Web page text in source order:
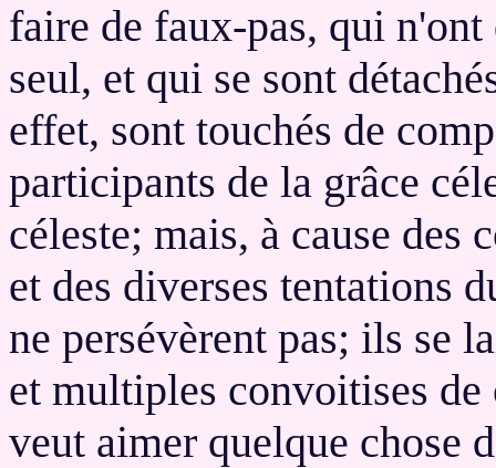
faire de faux-pas, qui
seul, et qui se sont
effet, sont touchés de
participants de la grâce
céleste; mais, à cause des
et des diverses tentations
ne persévèrent pas; ils se
et multiples convoitises de
veut aimer quelque chose